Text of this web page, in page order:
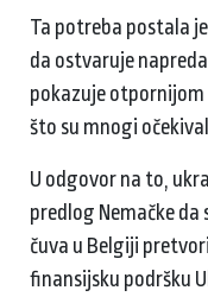
Ta potreba postala
da ostvaruje
pokazuje otpornijom
što su mnogi
U odgovor na to,
predlog Nemačke da
čuva u Belgiji
finansijsku podršku